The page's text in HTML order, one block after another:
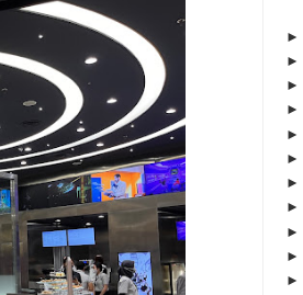
►
►
►
►
►
►
►
►
►
►
►